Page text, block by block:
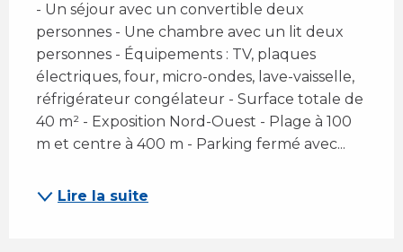
- Un séjour avec un convertible deux
personnes - Une chambre avec un lit deux
personnes - Équipements : TV, plaques
électriques, four, micro-ondes, lave-vaisselle,
réfrigérateur congélateur - Surface totale de
40 m² - Exposition Nord-Ouest - Plage à 100
m et centre à 400 m - Parking fermé avec...
Lire la suite